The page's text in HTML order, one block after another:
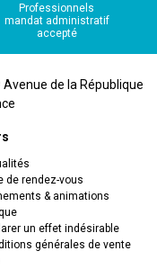
Professionnels
mandat administratif
accepté
de la République
de rendez-vous
& animations
un effet indésirable
générales de vente